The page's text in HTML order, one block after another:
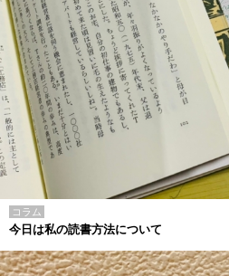
コラム
今日は私の読書方法について